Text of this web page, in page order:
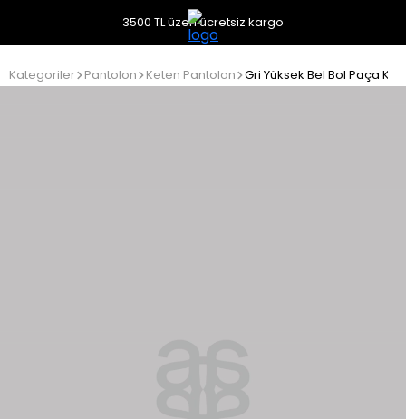
3500 TL üzeri ücretsiz kargo
Kategoriler Pantolon Keten Pantolon Gri Yüksek Bel Bol Paça